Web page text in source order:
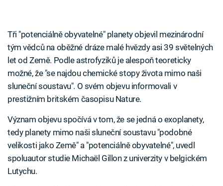
Tři "potenciálně obyvatelné" planety objevil mezinárodní
tým vědců na oběžné dráze malé hvězdy asi 39 světelných
let od Země. Podle astrofyziků je alespoň teoreticky
možné, že "se najdou chemické stopy života mimo naši
sluneční soustavu". O svém objevu informovali v
prestižním britském časopisu Nature.
Význam objevu spočívá v tom, že se jedná o exoplanety,
tedy planety mimo naši sluneční soustavu "podobné
velikosti jako Země" a "potenciálně obyvatelné", uvedl
spoluautor studie Michaël Gillon z univerzity v belgickém
Lutychu.